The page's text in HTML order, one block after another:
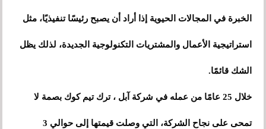
الخبرة في المجالات الحيوية إذا أراد أن يصبح رئيسًا تنفيذيًا، مثل
استراتيجية الأعمال والمشتريات التكنولوجية الجديدة، لذلك يظل
الشك قائمًا.
خلال 25 عامًا من عمله في شركة آبل ، ترك تيم كوك بصمة لا
تمحى على نجاح الشركة، التي وصلت قيمتها إلى حوالي 3